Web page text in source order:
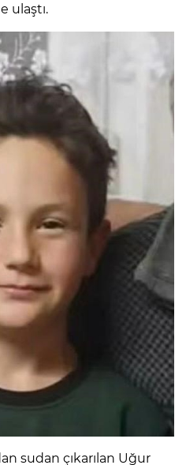
ulaştı.
sudan çıkarılan Uğur